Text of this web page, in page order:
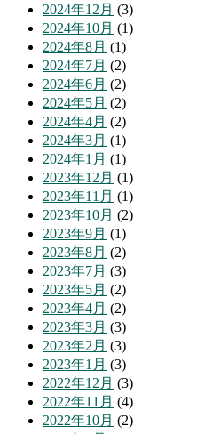
2024年12月 (3)
2024年10月 (1)
2024年8月 (1)
2024年7月 (2)
2024年6月 (2)
2024年5月 (2)
2024年4月 (2)
2024年3月 (1)
2024年1月 (1)
2023年12月 (1)
2023年11月 (1)
2023年10月 (2)
2023年9月 (1)
2023年8月 (2)
2023年7月 (3)
2023年5月 (2)
2023年4月 (2)
2023年3月 (3)
2023年2月 (3)
2023年1月 (3)
2022年12月 (3)
2022年11月 (4)
2022年10月 (2)